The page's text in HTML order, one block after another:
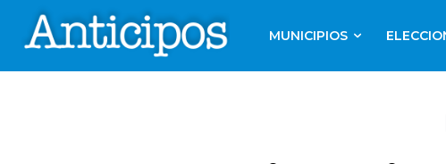
MUNICIPIOS